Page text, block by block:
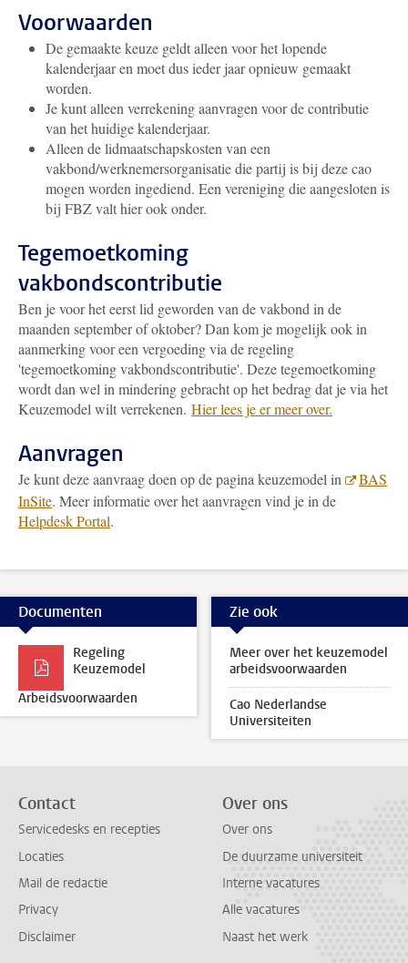
Voorwaarden
De gemaakte keuze geldt alleen voor het lopende
kalenderjaar en moet dus ieder jaar opnieuw gemaakt
worden.
Je kunt alleen verrekening aanvragen voor de contributie
van het huidige kalenderjaar.
Alleen de lidmaatschapskosten van een
vakbond/werknemersorganisatie die partij is bij deze cao
mogen worden ingediend. Een vereniging die aangesloten is
bij FBZ valt hier ook onder.
Tegemoetkoming
vakbondscontributie
Ben je voor het eerst lid geworden van de vakbond in de
maanden september of oktober? Dan kom je mogelijk ook in
aanmerking voor een vergoeding via de regeling
'tegemoetkoming vakbondscontributie'. Deze tegemoetkoming
wordt dan wel in mindering gebracht op het bedrag dat je via het
Keuzemodel wilt verrekenen. Hier lees je er meer over.
Aanvragen
Je kunt deze aanvraag doen op de pagina keuzemodel in
BAS
InSite. Meer informatie over het aanvragen vind je in de
Helpdesk Portal.
Documenten
Regeling
Keuzemodel
Arbeidsvoorwaarden
Zie ook
Meer over het keuzemodel
arbeidsvoorwaarden
Cao Nederlandse
Universiteiten
Contact
Servicedesks en recepties
Locaties
Mail de redactie
Privacy
Disclaimer
Over ons
Over ons
De duurzame universiteit
Interne vacatures
Alle vacatures
Naast het werk